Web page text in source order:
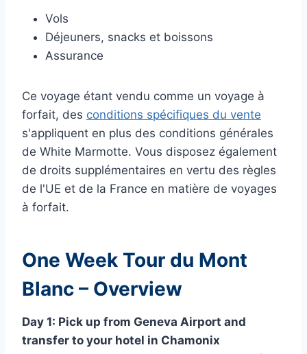
Vols
Déjeuners, snacks et boissons
Assurance
Ce voyage étant vendu comme un voyage à
forfait, des conditions spécifiques du vente
s'appliquent en plus des conditions générales
de White Marmotte. Vous disposez également
de droits supplémentaires en vertu des règles
de l'UE et de la France en matière de voyages
à forfait.
One Week Tour du Mont
Blanc – Overview
Day 1: Pick up from Geneva Airport and
transfer to your hotel in Chamonix